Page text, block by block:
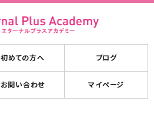
初めての方へ ブログ
お問い合わせ マイページ